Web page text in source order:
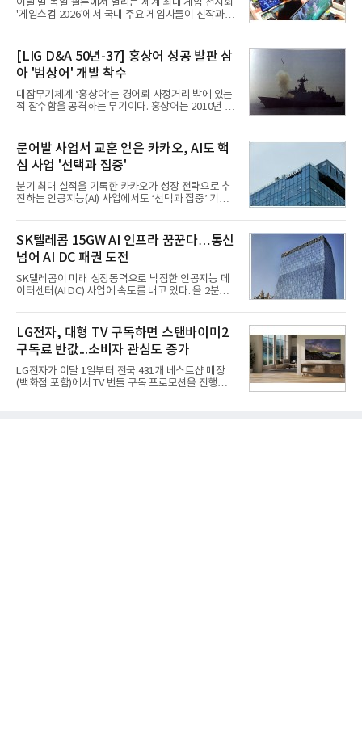
이달 말 독일 쾰른에서 열리는 세계 최대 게임 전시회
'게임스컴 2026'에서 국내 주요 게임사들이 신작과 글
체별로 엇갈린 가운데 하반기 신작 흥행과 해외 시장
성과가 실적을 좌우할 핵심 변수로 떠오르고 있다.8일
업계에 따르면 올해 상반기 게임업계는 기업별 성적
표가 크게 갈렸다. 대표적으로 크래프톤은 'PUBG: 배
틀그라운드'의 안정적인 성장에 힘입어 상반기 연결
기준 매출 2조6616억원, 영업이익 9725억원으로 역
대 최대 실적을 기록했다. 엔씨도 올해 출시한 '아이온
동기 대
[LIG D&A 50년-37] 홍상어 성공 발판 삼
아 '범상어' 개발 착수
대잠무기체계 ‘홍상어’는 경어뢰 사정거리 밖에 있는
적 잠수함을 공격하는 무기이다. 홍상어는 2010년 넥
이뤄졌다. 이후 2012년 한국형 구축함(KDX-1) 이상
의 함정에 실전 배치됐다.그해 7월 해군은 동해상에서
성능 검증을 위해 홍상어 시험발사를 실시했다. 이때
홍상어가 목표 지점에서 입수한 후 표적을 타격하지
못하고 물속에서 멈춰버리는 예상 밖의 일이 벌어졌
다. 2차 품질확인 사격 시험에서도 만족스러운 결과를
얻지 못했다. 완벽한 신뢰성 확보를 위해 LIG넥스원은
분야를
문어발 사업서 교훈 얻은 카카오, AI도 핵
심 사업 '선택과 집중'
분기 최대 실적을 기록한 카카오가 성장 전략으로 추
진하는 인공지능(AI) 사업에서도 ‘선택과 집중’ 기조
라 투자에 나서는 것과 달리, 카카오는 ‘카카오톡’이
라는 플랫폼 경쟁력을 활용한 AI 에이전트 서비스에
집중하는 전략이다. 과거 무리한 사업 확장 과정에서
겪었던 시행착오를 되풀이하지 않고 핵심 역량에 집
중하겠다는 취지로 풀이된다.7일 업계에 따르면 카카
오는 올해 2분기 연결 기준 매출 2조985억원, 영업이
익 2770억원을 기록했다. 전년 동기 대비 매출과 영업
은 4884억
SK텔레콤 15GW AI 인프라 꿈꾼다…통신
넘어 AI DC 패권 도전
SK텔레콤이 미래 성장동력으로 낙점한 인공지능 데
이터센터(AI DC) 사업에 속도를 내고 있다. 올 2분기
는 2035년까지 총 15GW(기가와트) 규모의 AI DC를
구축하겠다는 대형 청사진을 제시하면서다. 이에 따
라 경쟁 구도 역시 이동통신사인 KT, LG유플러스를
넘어 네이버, 삼성SDS 등 IT 인프라 기업으로 확장되
고 있다.7일 SK텔레콤에 따르면 회사는 올해 2분기
연결 기준 매출 4조 3591억원, 영업이익 5660억원을
기록했다. 매출은 전년 동기 대비 0.5%, 영업이익은
LG전자, 대형 TV 구독하면 스탠바이미2
구독료 반값...소비자 관심도 증가
LG전자가 이달 1일부터 전국 431개 베스트샵 매장
(백화점 포함)에서 TV 번들 구독 프로모션을 진행하고